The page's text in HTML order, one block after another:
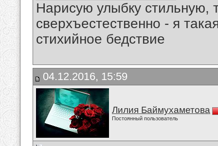
Нарисую улыбку стильную,
сверхъестественно - я
стихийное бедствие
04.12.2016, 15:59
Лилия Баймухаметова
Постоянный пользователь